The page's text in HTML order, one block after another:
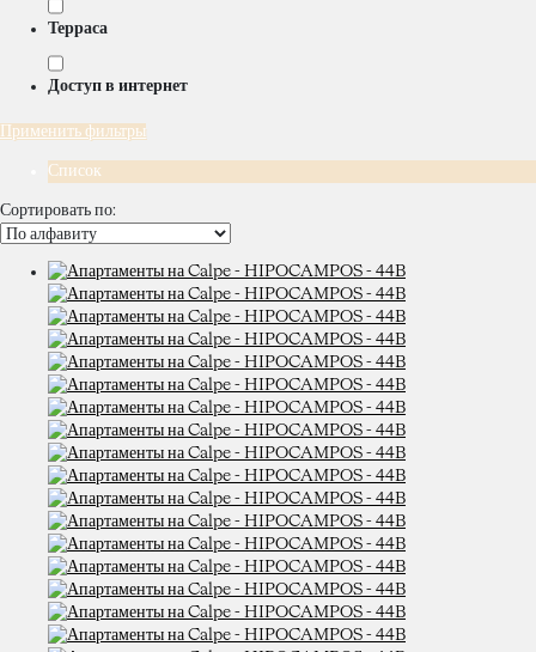
Терраса
Доступ в интернет
Применить фильтры
Список
Сортировать по: